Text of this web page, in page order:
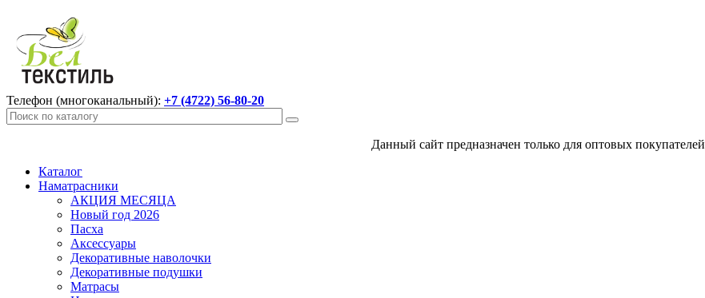
Телефон (многоканальный): +7 (4722) 56-80-20
Данный сайт предназначен только для оптовых покупателей
Каталог
Наматрасники
АКЦИЯ МЕСЯЦА
Новый год 2026
Пасха
Аксессуары
Декоративные наволочки
Декоративные подушки
Матрасы